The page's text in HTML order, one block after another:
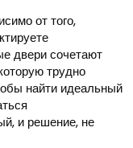
от того,
двери сочетают
трудно
найти идеальный
и решение, не